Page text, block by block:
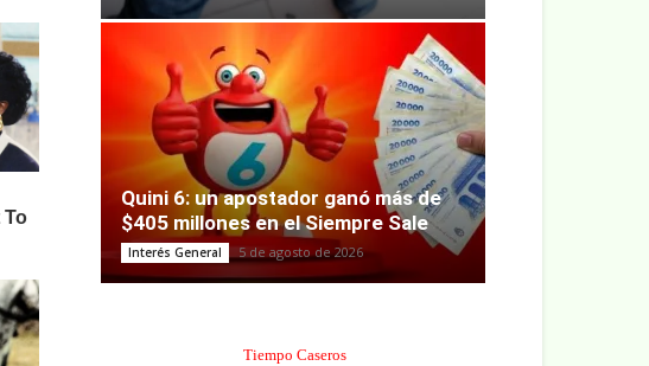
Quini 6: un apostador ganó más de
$405 millones en el Siempre Sale
Interés General 5 de agosto de 2026